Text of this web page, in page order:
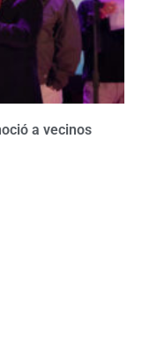
a vecinos